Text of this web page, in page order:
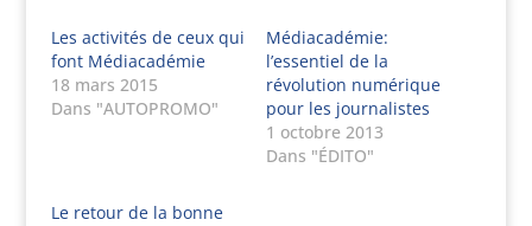
Les activités de ceux qui
font Médiacadémie
18 mars 2015
Dans "AUTOPROMO"
Médiacadémie:
l’essentiel de la
révolution numérique
pour les journalistes
1 octobre 2013
Dans "ÉDITO"
Le retour de la bonne